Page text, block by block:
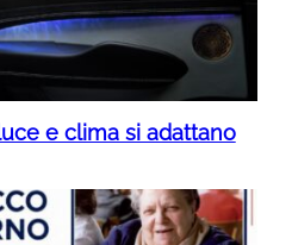
e clima si adattano